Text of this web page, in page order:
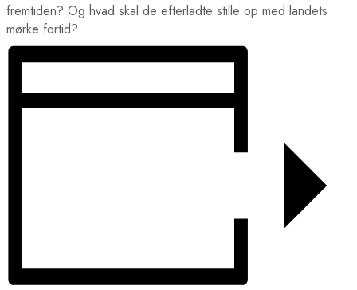
fremtiden? Og hvad skal de efterladte stille op med landets
mørke fortid?